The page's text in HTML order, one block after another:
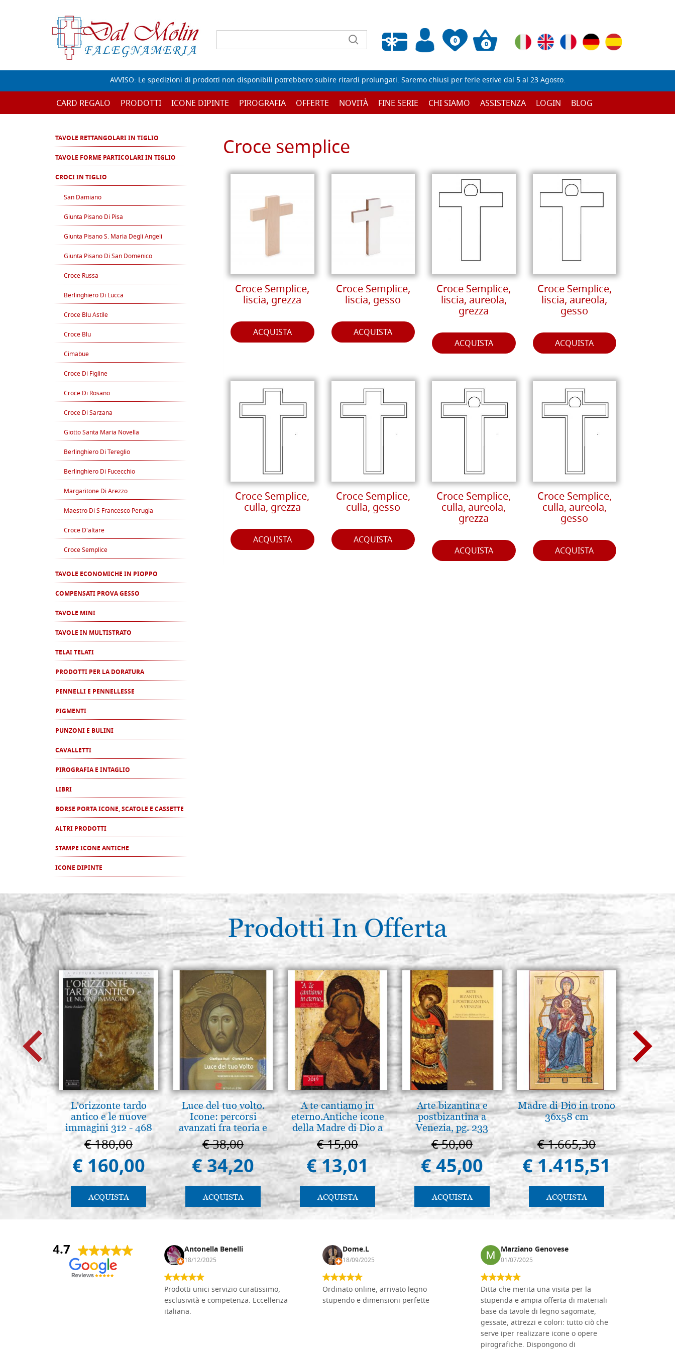
0
Wishlist vuota
0
AVVISO: Le spedizioni di prodotti non disponibili potrebbero subire ritardi prolungati. Saremo chiusi per ferie estive dal 5 al 23 Agosto.
CARD REGALO PRODOTTI ICONE DIPINTE PIROGRAFIA OFFERTE NOVITÀ FINE SERIE CHI SIAMO ASSISTENZA LOGIN BLOG
TAVOLE RETTANGOLARI IN TIGLIO
TAVOLE FORME PARTICOLARI IN TIGLIO
CROCI IN TIGLIO
San Damiano
Giunta Pisano Di Pisa
Giunta Pisano S. Maria Degli Angeli
Giunta Pisano Di San Domenico
Croce Russa
Berlinghiero Di Lucca
Croce Blu Astile
Croce Blu
Cimabue
Croce Di Figline
Croce Di Rosano
Croce Di Sarzana
Giotto Santa Maria Novella
Berlinghiero Di Tereglio
Berlinghiero Di Fucecchio
Margaritone Di Arezzo
Maestro Di S Francesco Perugia
Croce D'altare
Croce Semplice
TAVOLE ECONOMICHE IN PIOPPO
COMPENSATI PROVA GESSO
TAVOLE MINI
TAVOLE IN MULTISTRATO
TELAI TELATI
PRODOTTI PER LA DORATURA
PENNELLI E PENNELLESSE
PIGMENTI
PUNZONI E BULINI
CAVALLETTI
PIROGRAFIA E INTAGLIO
LIBRI
BORSE PORTA ICONE, SCATOLE E CASSETTE
ALTRI PRODOTTI
STAMPE ICONE ANTICHE
ICONE DIPINTE
Croce semplice
Croce Semplice,
liscia, grezza
ACQUISTA
Croce Semplice,
liscia, gesso
ACQUISTA
Croce Semplice,
liscia, aureola,
grezza
ACQUISTA
Croce Semplice,
liscia, aureola,
gesso
ACQUISTA
Croce Semplice,
culla, grezza
ACQUISTA
Croce Semplice,
culla, gesso
ACQUISTA
Croce Semplice,
culla, aureola,
grezza
ACQUISTA
Croce Semplice,
culla, aureola,
gesso
ACQUISTA
Prodotti In Offerta
L'orizzonte tardo
antico e le nuove
immagini 312 - 468
€ 180,00
€ 160,00
ACQUISTA
Luce del tuo volto.
Icone: percorsi
avanzati fra teoria e
pratica. pg. 430
€ 38,00
€ 34,20
ACQUISTA
A te cantiamo in
eterno.Antiche icone
della Madre di Dio a
Vladimir e Suzdal
(libro-cal. 2019)
€ 15,00
€ 13,01
ACQUISTA
Arte bizantina e
postbizantina a
Venezia, pg. 233
€ 50,00
€ 45,00
ACQUISTA
Madre di Dio in trono
36x58 cm
€ 1.665,30
€ 1.415,51
ACQUISTA
Madre
€
€
4.7
Andrea Monguzzi Antonella Benelli
18/12/2025
Prodotti unici servizio curatissimo,
esclusività e competenza. Eccellenza
italiana.
Dome.L
18/09/2025
Ordinato online, arrivato legno
stupendo e dimensioni perfette
Marziano Genovese
01/07/2025
Ditta che merita una visita per la
stupenda e ampia offerta di materiali
base da tavole di legno sagomate,
gessate, attrezzi e colori: tutto ciò che
serve iper realizzare icone o opere
pirografiche. Dispongono di